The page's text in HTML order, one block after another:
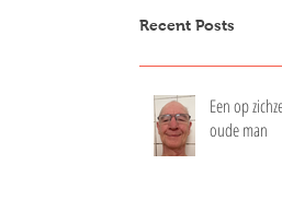
Recent Posts
Een op
oude man